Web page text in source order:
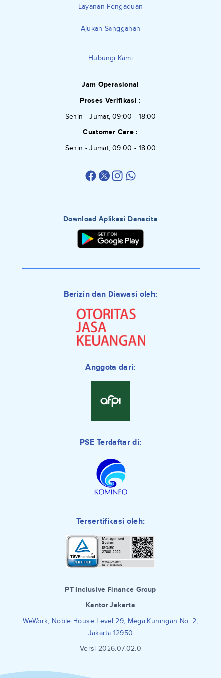
Layanan Pengaduan
Ajukan Sanggahan
Hubungi Kami
Jam Operasional
Proses Verifikasi :
Senin - Jumat, 09:00 - 18:00
Customer Care :
Senin - Jumat, 09:00 - 18:00
Download Aplikasi Danacita
Berizin dan Diawasi oleh:
Anggota dari:
PSE Terdaftar di:
Tersertifikasi oleh:
PT Inclusive Finance Group
Kantor Jakarta
WeWork, Noble House Level 29, Mega Kuningan No. 2,
Jakarta 12950
Versi 2026.07.02.0